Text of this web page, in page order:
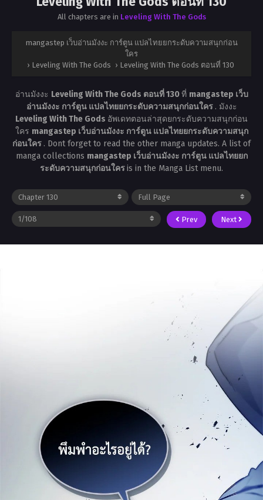
All chapters are in Leveling With The Gods
mangastep เว็บอ่านมังงะ การ์ตูน แปลไทยยกระดับความสนุกก่อน
ใคร
› Leveling With The Gods › Leveling With The Gods ตอนที่ 130
อ่านมังงะ Leveling With The Gods ตอนที่ 130ที่ mangastep เว็บ
อ่านมังงะ การ์ตูน แปลไทยยกระดับความสนุกก่อนใคร . มังงะ
Leveling With The Gods อัพเดทตอนล่าสุดยกระดับความสนุกก่อน
ใคร mangastep เว็บอ่านมังงะ การ์ตูน แปลไทยยกระดับความสนุก
ก่อนใคร . Dont forget to read the other manga updates. A list of
manga collections mangastep เว็บอ่านมังงะ การ์ตูน แปลไทยยก
ระดับความสนุกก่อนใครis in the Manga List menu.
Prev Next